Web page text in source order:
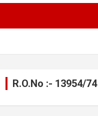
R.O.No :- 13954/74